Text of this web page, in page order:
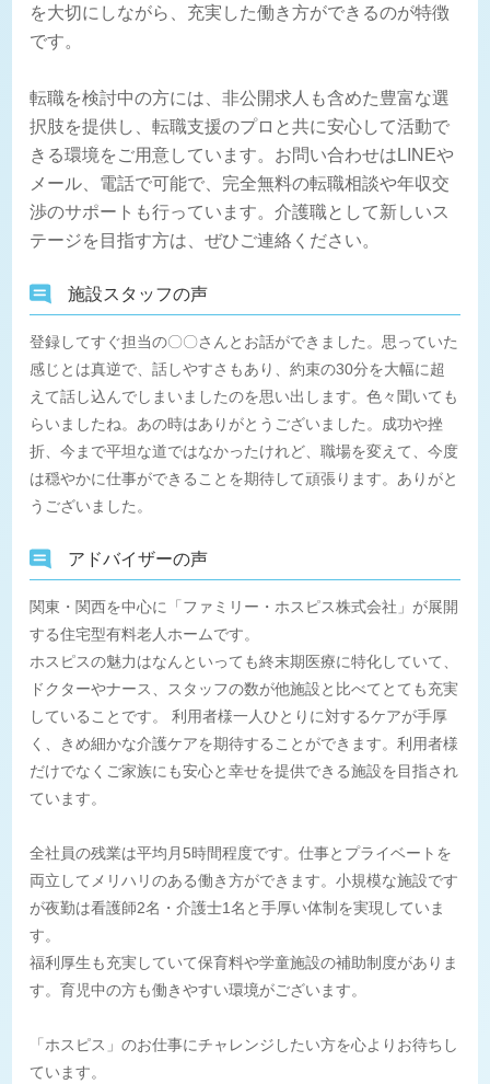
を大切にしながら、充実した働き方ができるのが特徴
です。
転職を検討中の方には、非公開求人も含めた豊富な選
択肢を提供し、転職支援のプロと共に安心して活動で
きる環境をご用意しています。お問い合わせはLINEや
メール、電話で可能で、完全無料の転職相談や年収交
渉のサポートも行っています。介護職として新しいス
テージを目指す方は、ぜひご連絡ください。
施設スタッフの声
登録してすぐ担当の〇〇さんとお話ができました。思っていた
感じとは真逆で、話しやすさもあり、約束の30分を大幅に超
えて話し込んでしまいましたのを思い出します。色々聞いても
らいましたね。あの時はありがとうございました。成功や挫
折、今まで平坦な道ではなかったけれど、職場を変えて、今度
は穏やかに仕事ができることを期待して頑張ります。ありがと
うございました。
アドバイザーの声
関東・関西を中心に「ファミリー・ホスピス株式会社」が展開
する住宅型有料老人ホームです。
ホスピスの魅力はなんといっても終末期医療に特化していて、
ドクターやナース、スタッフの数が他施設と比べてとても充実
していることです。 利用者様一人ひとりに対するケアが手厚
く、きめ細かな介護ケアを期待することができます。利用者様
だけでなくご家族にも安心と幸せを提供できる施設を目指され
ています。
全社員の残業は平均月5時間程度です。仕事とプライベートを
両立してメリハリのある働き方ができます。小規模な施設です
が夜勤は看護師2名・介護士1名と手厚い体制を実現していま
す。
福利厚生も充実していて保育料や学童施設の補助制度がありま
す。育児中の方も働きやすい環境がございます。
「ホスピス」のお仕事にチャレンジしたい方を心よりお待ちし
ています。